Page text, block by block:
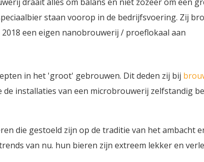
staan voorop in de bedrijfsvoering. Zij
een eigen nanobrouwerij / proeflokaal aan
in het 'groot' gebrouwen. Dit deden zij bij
installaties van een microbrouwerij zelfstandig
die gestoeld zijn op de traditie van het ambacht
van nu. hun bieren zijn extreem lekker en